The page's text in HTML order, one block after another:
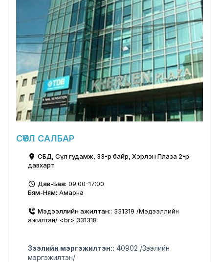
СӨҮЛ САЛБАР
СБД, Сөүл гудамж, 33-р байр, Хэрлэн Плаза 2-р
давхарт
Дав-Баа: 09:00-17:00
Бям-Ням: Амарна
Мэдээллийн ажилтан:: 331319 /Мэдээллийн
ажилтан/ <br> 331318
Зээлийн мэргэжилтэн:: 40902 /Зээлийн
мэргэжилтэн/